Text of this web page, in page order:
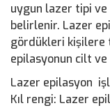
uygun lazer tipi
belirlenir. Lazer
gördükleri kişilere
epilasyonun cilt
Lazer epilasyon
Kıl rengi: Lazer